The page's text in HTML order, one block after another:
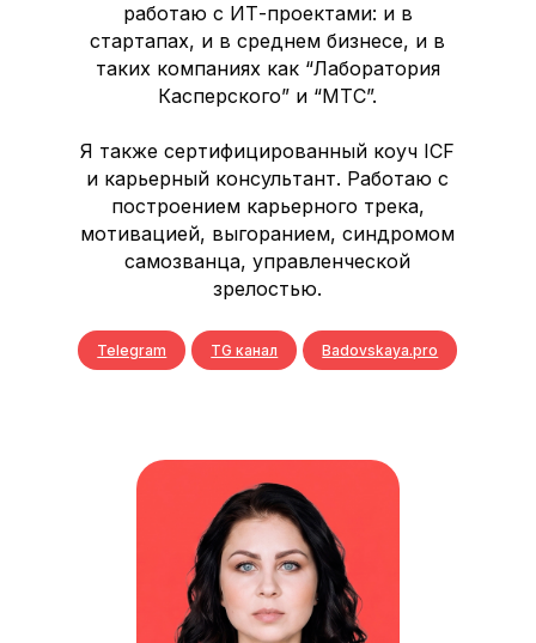
работаю с ИТ-проектами: и в
стартапах, и в среднем бизнесе, и в
таких компаниях как “Лаборатория
Касперского” и “МТС”.
Я также сертифицированный коуч ICF
и карьерный консультант. Работаю с
построением карьерного трека,
мотивацией, выгоранием, синдромом
самозванца, управленческой
зрелостью.
Telegram TG канал Badovskaya.pro